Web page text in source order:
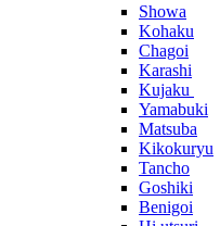
Showa
Kohaku
Chagoi
Karashi
Kujaku
Yamabuki
Matsuba
Kikokuryu
Tancho
Goshiki
Benigoi